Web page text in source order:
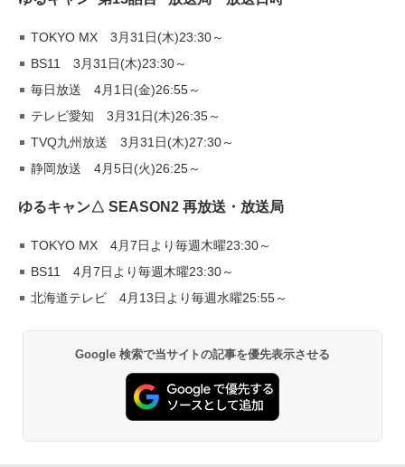
TOKYO MX 3月31日(木)23:30～
BS11 3月31日(木)23:30～
毎日放送 4月1日(金)26:55～
テレビ愛知 3月31日(木)26:35～
TVQ九州放送 3月31日(木)27:30～
静岡放送 4月5日(火)26:25～
ゆるキャン△ SEASON2 再放送・放送局
TOKYO MX 4月7日より毎週木曜23:30～
BS11 4月7日より毎週木曜23:30～
北海道テレビ 4月13日より毎週水曜25:55～
Google 検索で当サイトの記事を優先表示させる